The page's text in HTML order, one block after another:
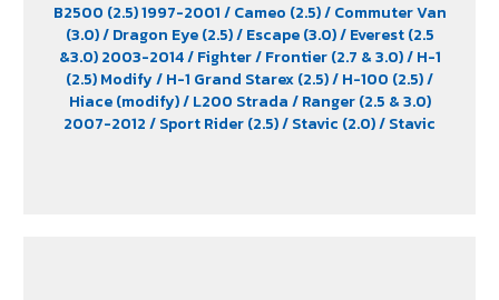
B2500 (2.5) 1997-2001/ Cameo (2.5)/ Commuter Van
(3.0)/ Dragon Eye (2.5)/ Escape (3.0)/ Everest (2.5
&3.0) 2003-2014/ Fighter/ Frontier (2.7 & 3.0)/ H-1
(2.5) Modify/ H-1 Grand Starex (2.5)/ H-100 (2.5)/
Hiace (modify)/ L200 Strada/ Ranger (2.5 & 3.0)
2007-2012/ Sport Rider (2.5)/ Stavic (2.0)/ Stavic